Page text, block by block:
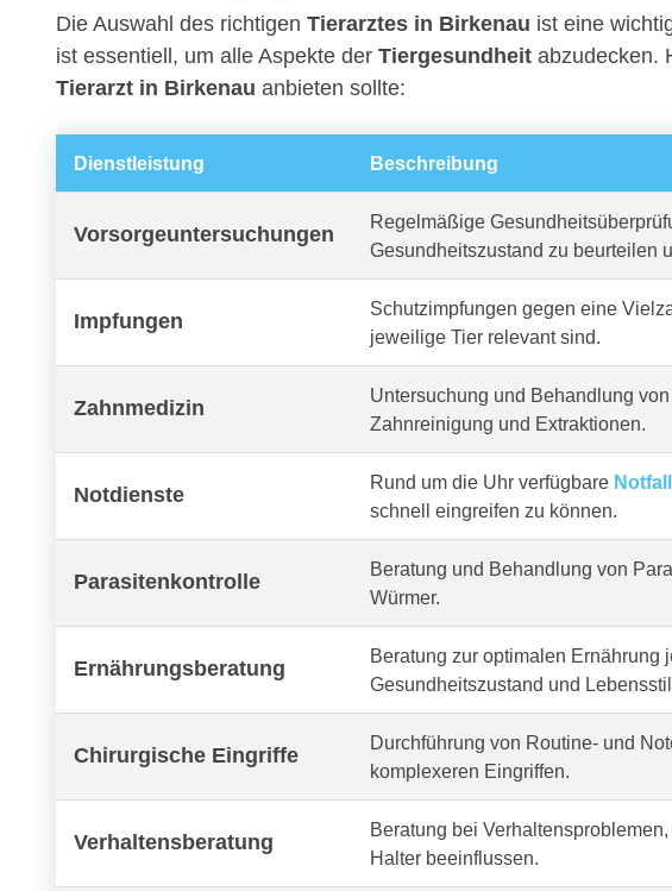
Die Auswahl des richtigen Tierarztes in Birkenau ist eine
ist essentiell, um alle Aspekte der Tiergesundheit abzudecken.
Tierarzt in Birkenau anbieten sollte:
Dienstleistung Beschreibung
Vorsorgeuntersuchungen
Regelmäßige
Gesundheitszustand zu beurteilen
Impfungen
Schutzimpfungen gegen eine
jeweilige Tier relevant sind.
Zahnmedizin
Untersuchung und Behandlung
Zahnreinigung und Extraktionen.
Notdienste
Rund um die Uhr verfügbare
schnell eingreifen zu können.
Parasitenkontrolle
Beratung und Behandlung von
Würmer.
Ernährungsberatung
Beratung zur optimalen Ernährung
Gesundheitszustand und
Chirurgische Eingriffe
Durchführung von Routine- und
komplexeren Eingriffen.
Verhaltensberatung
Beratung bei
Halter beeinflussen.